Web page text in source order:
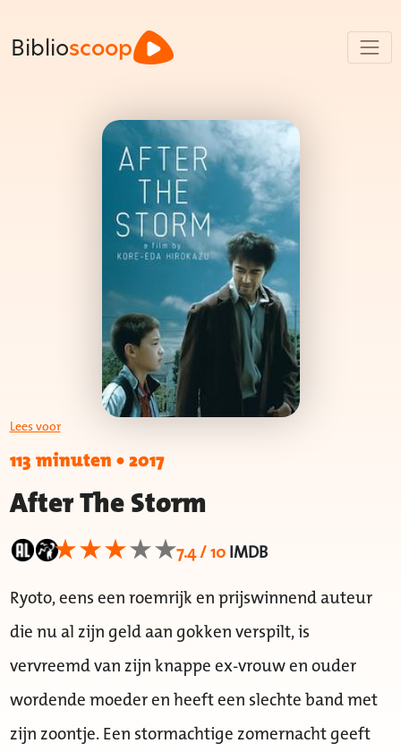
Biblioscoop
Lees voor
113 minuten•2017
After The Storm
7.4 / 10IMDB
Ryoto, eens een roemrijk en prijswinnend auteur
die nu al zijn geld aan gokken verspilt, is
vervreemd van zijn knappe ex-vrouw en ouder
wordende moeder en heeft een slechte band met
zijn zoontje. Een stormachtige zomernacht geeft